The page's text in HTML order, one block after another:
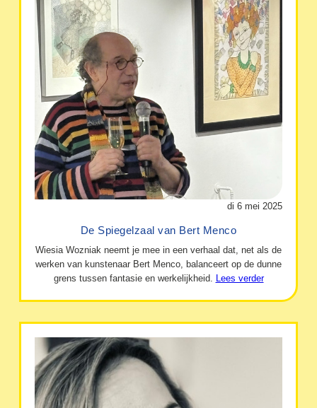
di 6 mei 2025
De Spiegelzaal van Bert Menco
Wiesia Wozniak neemt je mee in een verhaal dat, net als de
werken van kunstenaar Bert Menco, balanceert op de dunne
grens tussen fantasie en werkelijkheid. Lees verder